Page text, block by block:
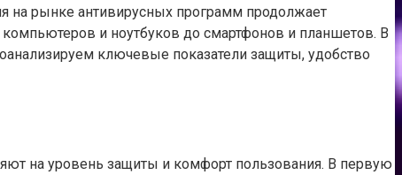
на рынке антивирусных программ продолжает
и ноутбуков до смартфонов и планшетов. В
ключевые показатели защиты, удобство
на уровень защиты и комфорт пользования. В первую